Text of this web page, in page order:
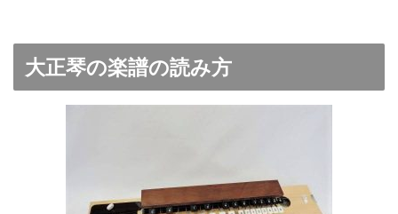
大正琴の楽譜の読み方